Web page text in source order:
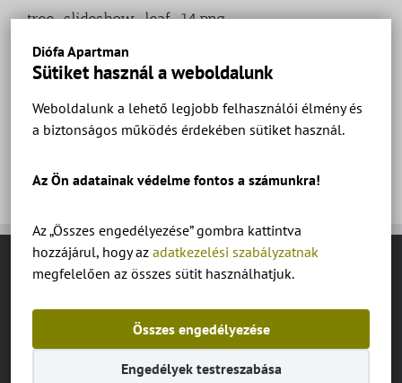
Diófa Apartman
Sütiket használ a weboldalunk
Weboldalunk a lehető legjobb felhasználói élmény és
a biztonságos működés érdekében sütiket használ.
Az Ön adatainak védelme fontos a számunkra!
Az „Összes engedélyezése” gombra kattintva
hozzájárul, hogy az adatkezelési szabályzatnak
megfelelően az összes sütit használhatjuk.
Összes engedélyezése
Engedélyek testreszabása
tree-slideshow-leaf-14.png
NYELV VÁLASZTÓ:
Magyar
Deutsch